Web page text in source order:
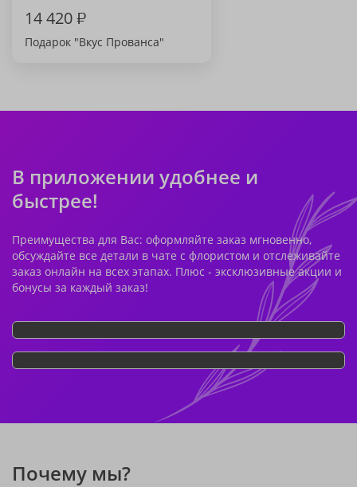
14 420₽
Подарок "Вкус Прованса"
В приложении удобнее и
быстрее!
Преимущества для Вас: оформляйте заказ мгновенно,
обсуждайте все детали в чате с флористом и отслеживайте
заказ онлайн на всех этапах. Плюс - эксклюзивные акции и
бонусы за каждый заказ!
Почему мы?